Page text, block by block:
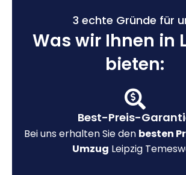
3 echte Gründe für
Was wir Ihnen in
bieten:
Best-Preis-
Bei uns erhalten Sie den besten
Umzug Leipzig